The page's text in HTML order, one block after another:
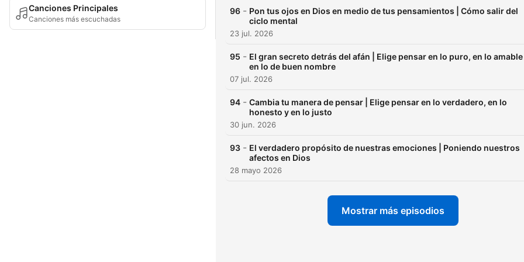
Canciones Principales
Canciones más escuchadas
96 - Pon tus ojos en Dios en medio de tus pensamientos | Cómo salir del
ciclo mental
23 jul. 2026
95 - El gran secreto detrás del afán | Elige pensar en lo puro, en lo amable
en lo de buen nombre
07 jul. 2026
94 - Cambia tu manera de pensar | Elige pensar en lo verdadero, en lo
honesto y en lo justo
30 jun. 2026
93 - El verdadero propósito de nuestras emociones | Poniendo nuestros
afectos en Dios
28 mayo 2026
Mostrar más episodios